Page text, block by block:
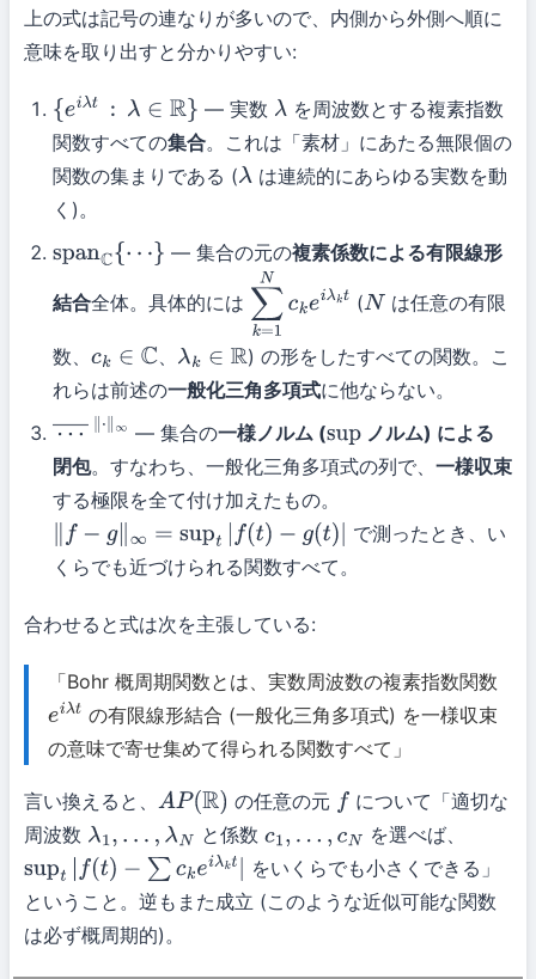
上の式は記号の連なりが多いので、内側から外側へ順に
意味を取り出すと分かりやすい:
{eiλ t λ ∈R } — 実数 λ を周波数とする複素指数
関数すべての集合。これは「素材」にあたる無限個の
関数の集まりである (λは連続的にあらゆる実数を動
く)。
spanC{⋯} — 集合の元の複素係数による有限線形
結合全体。具体的には ∑k = 1Nc ei kt
(N は任意の有限
数、 ck ∈C 、 λk∈R
) の形をしたすべての関数。こ
れらは前述の一般化三角多項式に他ならない。
⋯
―∥⋅∥ ∞
— 集合の一様ノルム (sup ノルム) による
閉包。すなわち、一般化三角多項式の列で、 一様収束
する極限を全て付け加えたもの。
f− g∥ ∞ =supt |f(t)− g(t)|
で測ったとき、い
くらでも近づけられる関数すべて。
合わせると式は次を主張している:
「Bohr 概周期関数とは、実数周波数の複素指数関数
eiλt の有限線形結合 (一般化三角多項式) を一様収束
の意味で寄せ集めて得られる関数すべて」
言い換えると、 AP(R) の任意の元 f について「適切な
周波数 λ1,…, λ N と係数 c1,… cN
を選べば、
supt| (t)−∑ ck eiλ kt|
をいくらでも小さくできる」
ということ。逆もまた成立 (このような近似可能な関数
は必ず概周期的)。